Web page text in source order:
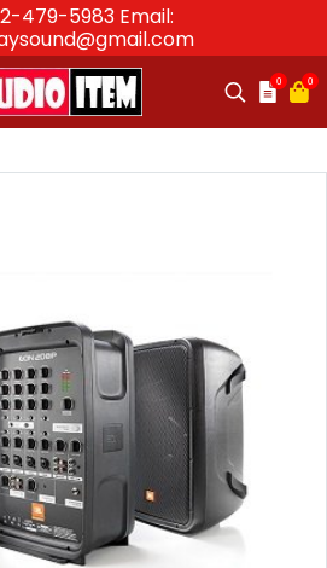
479-5983 Email:
0 0
โพงล้อลาก ลำโพงพร้อมไมค์พกพา Portable